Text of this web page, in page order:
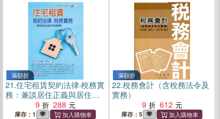
滿額折
21.住宅租賃契約法律‧稅務實
務：兼談居住正義與居住權
9 288
庫存：1
滿額折
22.稅務會計（含稅務法令及
實務）
9
612
庫存：5